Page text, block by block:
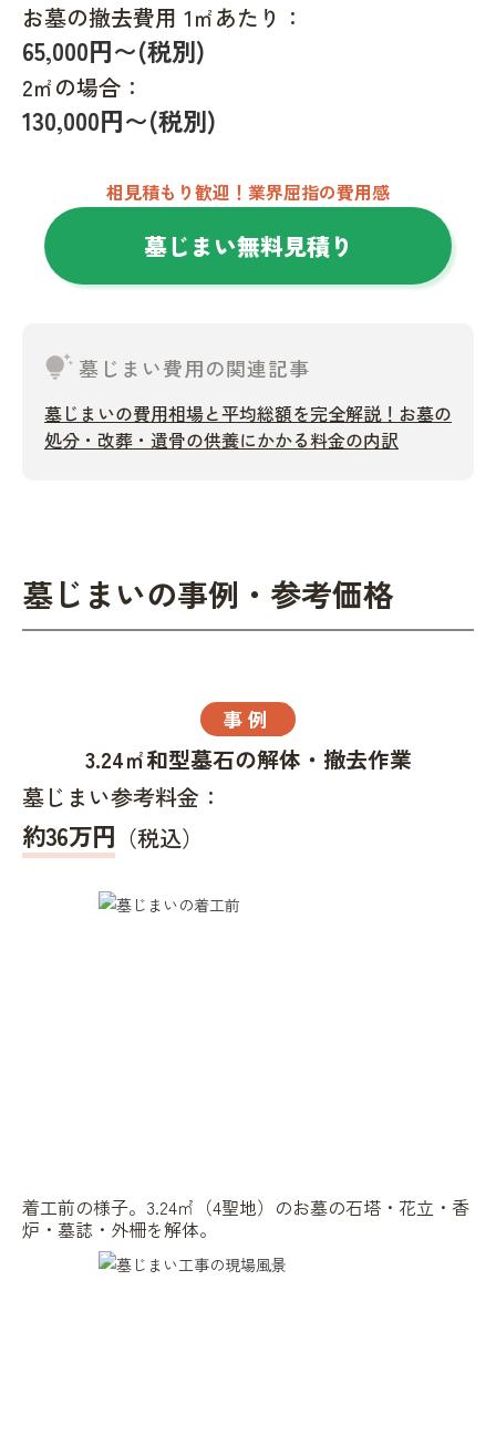
お墓の撤去費用 1㎡あたり：
65,000円〜(税別)
2㎡の場合：
130,000円〜(税別)
相見積もり歓迎！業界屈指の費用感
墓じまい無料見積り
tips_and_updates墓じまい費用の関連記事
墓じまいの費用相場と平均総額を完全解説！お墓の
処分・改葬・遺骨の供養にかかる料金の内訳
墓じまいの事例・参考価格
事例
3.24㎡和型墓石の解体・撤去作業
墓じまい参考料金：
約36万円 （税込）
着工前の様子。3.24㎡（4聖地）のお墓の石塔・花立・香
炉・墓誌・外柵を解体。